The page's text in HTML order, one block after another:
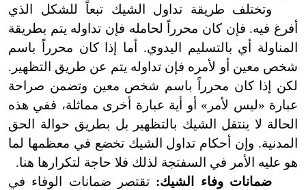
وتختلف طريقة تداول الشيك تبعاً للشكل الذي
أفرغ فيه. فإن كان محرراً لحامله فإن تداوله يتم بطريقة
المناولة أي بالتسليم اليدوي. أما إذا كان محرراً باسم
شخص معين أو لأمره فإن تداوله يتم عن طريق التظهير.
لكن إذا كان محرراً باسم شخص معين وتضمن صراحة
عبارة «ليس لأمر» أو أية عبارة أخرى مماثلة، ففي هذه
الحالة لا ينتقل الشيك بالتظهير بل بطريق حوالة الحق
المدنية. وإن أحكام تداول الشيك تخضع في معظمها لما
هو عليه الأمر في السفتجة لذلك فلا حاجة لتكرارها هنا.
ضمانات وفاء الشيك: تقتصر ضمانات الوفاء في